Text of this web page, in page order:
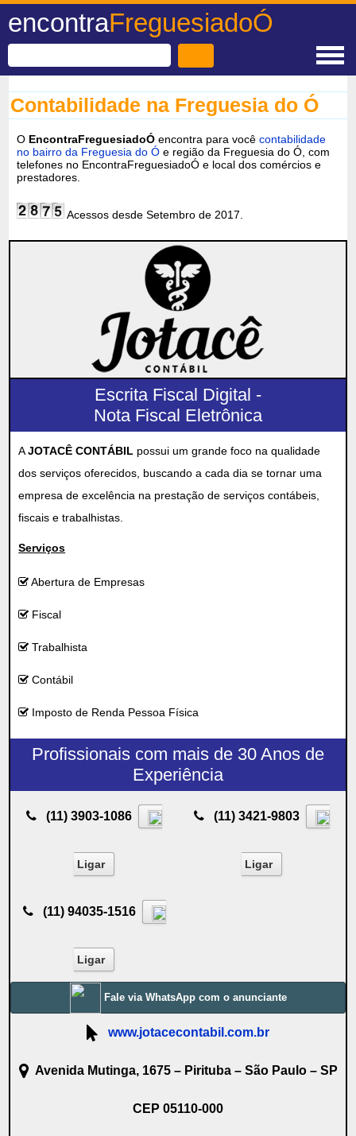
encontraFreguesiadoÓ
Contabilidade na Freguesia do Ó
O EncontraFreguesiadoÓ encontra para vocêcontabilidade
no bairro da Freguesia do Ó e região da Freguesia do Ó, com
telefones no EncontraFreguesiadoÓ e local dos comércios e
prestadores.
Acessos desde Setembro de 2017.
Escrita Fiscal Digital -
Nota Fiscal Eletrônica
AJOTACÊ CONTÁBIL possui um grande foco na qualidade
dos serviços oferecidos, buscando a cada dia se tornar uma
empresa de excelência na prestação de serviços contábeis,
fiscais e trabalhistas.
Serviços
Abertura de Empresas
Fiscal
Trabalhista
Contábil
Imposto de Renda Pessoa Física
Profissionais com mais de 30 Anos de
Experiência
(11) 3903-1086
Ligar
(11) 3421-9803
Ligar
(11) 94035-1516
Ligar
Fale via WhatsApp com o anunciante
www.jotacecontabil.com.br
Avenida Mutinga, 1675 – Pirituba – São Paulo – SP
CEP 05110-000